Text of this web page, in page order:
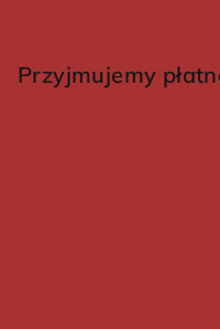
Przyjmujemy